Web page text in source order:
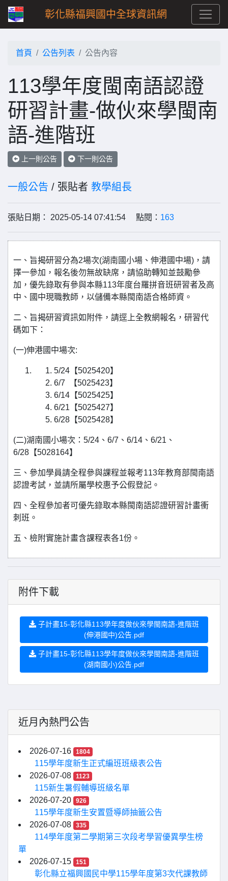
彰化縣福興國中全球資訊網
首頁 公告列表 公告內容
113學年度閩南語認證
研習計畫-做伙來學閩南
語-進階班
上一則公告 下一則公告
一般公告 / 張貼者 教學組長
張貼日期： 2025-05-14 07:41:54 點閱： 163
一、旨揭研習分為2場次(湖南國小場、伸港國中場)，請
擇一參加，報名後勿無故缺席，請協助轉知並鼓勵參
加，優先錄取有參與本縣113年度台羅拼音班研習者及高
中、國中現職教師，以儲備本縣閩南語合格師資。
二、旨揭研習資訊如附件，請逕上全教網報名，研習代
碼如下：
(一)伸港國中場次:
5/24【5025420】
6/7 【5025423】
6/14【5025425】
6/21【5025427】
6/28【5025428】
(二)湖南國小場次：5/24、6/7、6/14、6/21、
6/28【5028164】
三、參加學員請全程參與課程並報考113年教育部閩南語
認證考試，並請所屬學校惠予公假登記。
四、全程參加者可優先錄取本縣閩南語認證研習計畫衝
刺班。
五、檢附實施計畫含課程表各1份。
附件下載
子計畫15-彰化縣113學年度做伙來學閩南語-進階班
(伸港國中)公告.pdf
子計畫15-彰化縣113學年度做伙來學閩南語-進階班
(湖南國小)公告.pdf
近月內熱門公告
2026-07-16 1804
115學年度新生正式編班班級表公告
2026-07-08
1123
115新生暑假輔導班級名單
2026-07-20
926
115學年度新生安置暨導師抽籤公告
2026-07-08
335
114學年度第二學期第三次段考學習優異學生榜
單
2026-07-15
151
彰化縣立福興國民中學115學年度第3次代課教師